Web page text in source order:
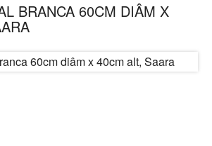
BRANCA 60CM DIÂM X